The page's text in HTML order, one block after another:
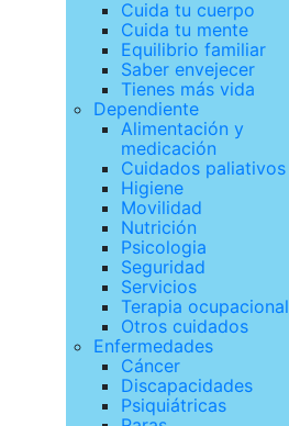
Cuida tu cuerpo
Cuida tu mente
Equilibrio familiar
Saber envejecer
Tienes más vida
Dependiente
Alimentación y
medicación
Cuidados paliativos
Higiene
Movilidad
Nutrición
Psicologia
Seguridad
Servicios
Terapia ocupacional
Otros cuidados
Enfermedades
Cáncer
Discapacidades
Psiquiátricas